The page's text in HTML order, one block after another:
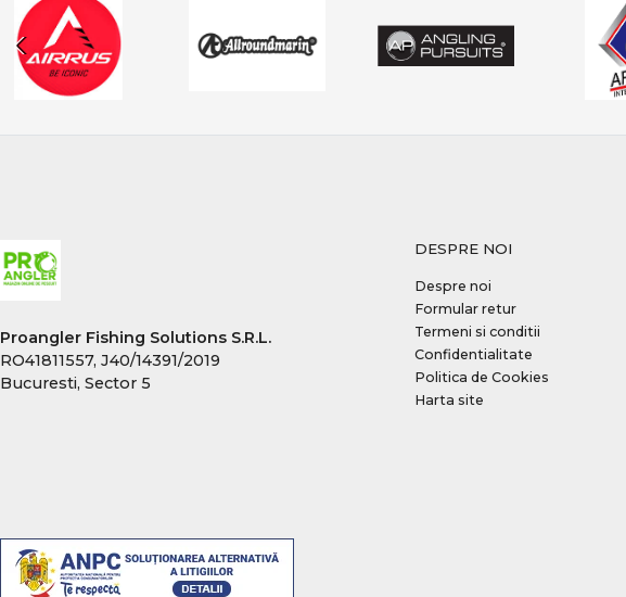
Proangler Fishing Solutions S.R.L.
RO41811557, J40/14391/2019
Bucuresti, Sector 5
DESPRE NOI
Despre noi
Formular retur
Termeni si conditii
Confidentialitate
Politica de Cookies
Harta site